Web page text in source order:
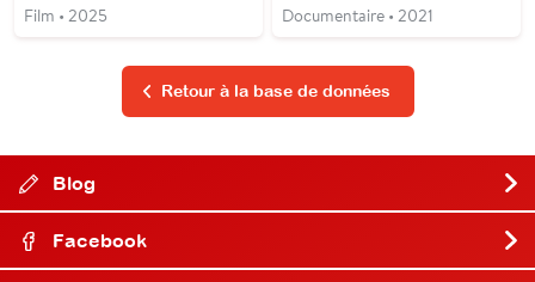
Film • 2025 Documentaire • 2021
Retour à la base de données
Blog
Facebook